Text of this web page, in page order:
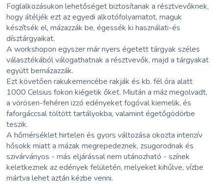
Foglalkozásukon lehetőséget biztosítanak a résztvevőknek,
hogy átéljék ezt az egyedi alkotófolyamatot, maguk
készítsék el, mázazzák be, égessék ki használati-és
dísztárgyaikat.
A workshopon egyszer már nyers égetett tárgyak széles
választékából válogathatnak a résztvevők, majd a tárgyakat
együtt bemázazzák.
Ezt követően rakukemencébe rakják és kb. fél óra alatt
1000 Celsius fokon kiégetik őket. Miután a máz megolvadt,
a vörösen-fehéren izzó edényeket fogóval kiemelik, és
faforgáccsal töltött tartályokba, valamint égetőgödörbe
teszik.
A hőmérséklet hirtelen és gyors változása okozta intenzív
hősokk miatt a mázak megrepedeznek, zsugorodnak és
szivárványos - más eljárással nem utánozható - színek
keletkeznek az edények felületén, melyeket kihűlve, vízbe
mártva lehet aztán kézbe venni.